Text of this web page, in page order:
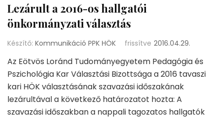
Lezárult a 2016-os hallgatói
önkormányzati választás
Készítő: Kommunikáció PPK HÖK frissítve 2016.04.29.
Az Eötvös Loránd Tudományegyetem Pedagógia és
Pszichológia Kar Választási Bizottsága a 2016 tavaszi
kari HÖK választásának szavazási időszakának
lezárultával a következő határozatot hozta: A
szavazási időszakban a nappali tagozatos hallgatók